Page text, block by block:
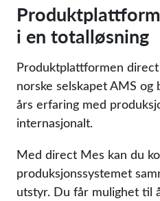
i en totalløsning
Produktplattformen
norske selskapet AMS
års erfaring med
internasjonalt.
Med direct Mes kan du
produksjonssystemet
utstyr. Du får mulighet til